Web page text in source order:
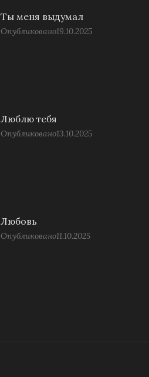
Ты меня выдумал
Опубликовано19.10.2025
Люблю тебя
Опубликовано13.10.2025
Любовь
Опубликовано11.10.2025